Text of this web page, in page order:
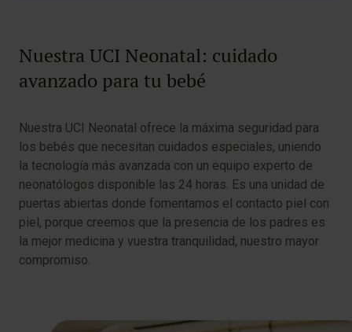
Nuestra UCI Neonatal: cuidado
avanzado para tu bebé
Nuestra UCI Neonatal ofrece la máxima seguridad para
los bebés que necesitan cuidados especiales, uniendo
la tecnología más avanzada con un equipo experto de
neonatólogos disponible las 24 horas. Es una unidad de
puertas abiertas donde fomentamos el contacto piel con
piel, porque creemos que la presencia de los padres es
la mejor medicina y vuestra tranquilidad, nuestro mayor
compromiso.